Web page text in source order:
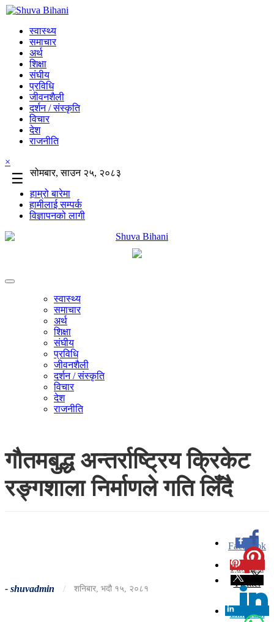
स्वास्थ्य
समाचार
अर्थ
शिक्षा
संघीय
प्रविधि
जीवनशैली
दर्शन / संस्कृति
विचार
देश
राजनीति
×
☰
सोमबार, साउन २५, २०८३
हाम्रो बारेमा
हामीलाई सम्पर्क
विज्ञापनको लागी
स्वास्थ्य
समाचार
अर्थ
शिक्षा
संघीय
प्रविधि
जीवनशैली
दर्शन / संस्कृति
विचार
देश
राजनीति
गौतमबुद्ध अन्तर्राष्ट्रिय क्रिकेट
रङ्गशाला निर्माणले गति लिँदै
- shuvadmin / शनिबार, भदौ १५, २०८१
Facebook
0
Pinterest
Twitter
Linkedin
0